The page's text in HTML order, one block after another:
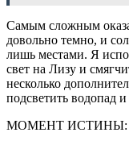
Самым сложным
довольно темно, и
лишь местами. Я
свет на Лизу и
несколько
подсветить водопад
МОМЕНТ